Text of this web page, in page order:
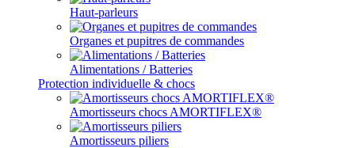
Haut-parleurs
Organes et pupitres de commandes
Alimentations / Batteries
Protection individuelle & chocs
Amortisseurs chocs AMORTIFLEX®
Amortisseurs piliers